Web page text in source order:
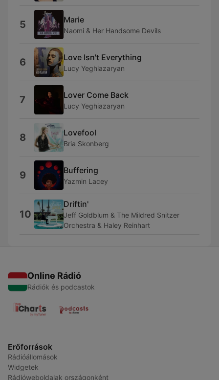
5 Marie
Naomi & Her Handsome Devils
6 Love Isn't Everything
Lucy Yeghiazaryan
7 Lover Come Back
Lucy Yeghiazaryan
8 Lovefool
Bria Skonberg
9 Buffering
Yazmin Lacey
10
Driftin'
Jeff Goldblum & The Mildred Snitzer
Orchestra & Haley Reinhart
Online Rádió
Rádiók és podcastok
Erőforrások
Rádióállomások
Widgetek
Rádióweboldalak országonként